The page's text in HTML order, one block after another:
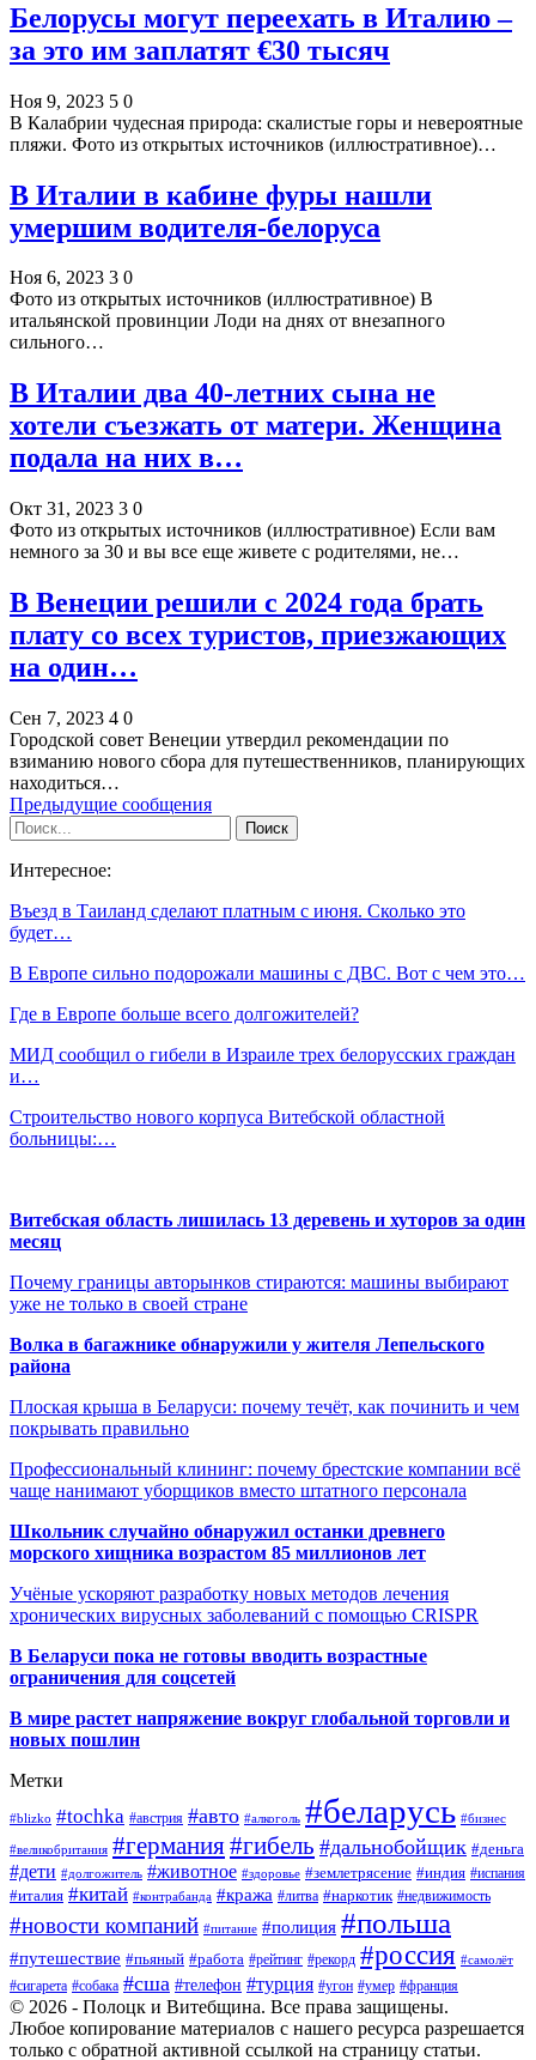
Белорусы могут переехать в Италию –
за это им заплатят €30 тысяч
Ноя 9, 2023 5 0
В Калабрии чудесная природа: скалистые горы и невероятные
пляжи. Фото из открытых источников (иллюстративное)…
В Италии в кабине фуры нашли
умершим водителя-белоруса
Ноя 6, 2023 3 0
Фото из открытых источников (иллюстративное) В
итальянской провинции Лоди на днях от внезапного
сильного…
В Италии два 40-летних сына не
хотели съезжать от матери. Женщина
подала на них в…
Окт 31, 2023 3 0
Фото из открытых источников (иллюстративное) Если вам
немного за 30 и вы все еще живете с родителями, не…
В Венеции решили с 2024 года брать
плату со всех туристов, приезжающих
на один…
Сен 7, 2023 4 0
Городской совет Венеции утвердил рекомендации по
взиманию нового сбора для путешественников, планирующих
находиться…
Предыдущие сообщения
Интересное:
Въезд в Таиланд сделают платным с июня. Сколько это
будет…
В Европе сильно подорожали машины с ДВС. Вот с чем это…
Где в Европе больше всего долгожителей?
МИД сообщил о гибели в Израиле трех белорусских граждан
и…
Строительство нового корпуса Витебской областной
больницы:…
Витебская область лишилась 13 деревень и хуторов за один
месяц
Почему границы авторынков стираются: машины выбирают
уже не только в своей стране
Волка в багажнике обнаружили у жителя Лепельского
района
Плоская крыша в Беларуси: почему течёт, как починить и чем
покрывать правильно
Профессиональный клининг: почему брестские компании всё
чаще нанимают уборщиков вместо штатного персонала
Школьник случайно обнаружил останки древнего
морского хищника возрастом 85 миллионов лет
Учёные ускоряют разработку новых методов лечения
хронических вирусных заболеваний с помощью CRISPR
В Беларуси пока не готовы вводить возрастные
ограничения для соцсетей
В мире растет напряжение вокруг глобальной торговли и
новых пошлин
Метки
#blizko #tochka #австрия #авто #алкоголь #беларусь #бизнес
#великобритания #германия#гибель #дальнобойщик #деньга
#дети #долгожитель #животное #здоровье #землетрясение #индия #испания
#италия #китай #контрабанда #кража #литва #наркотик #недвижимость
#новости компаний #питание #полиция #польша
#путешествие #пьяный #работа #рейтинг #рекорд #россия #самолёт
#сигарета #собака #сша #телефон #турция #угон #умер #франция
© 2026 - Полоцк и Витебщина. Все права защищены.
Любое копирование материалов с нашего ресурса разрешается
только с обратной активной ссылкой на страницу статьи.